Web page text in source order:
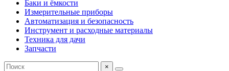
Баки и ёмкости
Измерительные приборы
Автоматизация и безопасность
Инструмент и расходные материалы
Техника для дачи
Запчасти
×